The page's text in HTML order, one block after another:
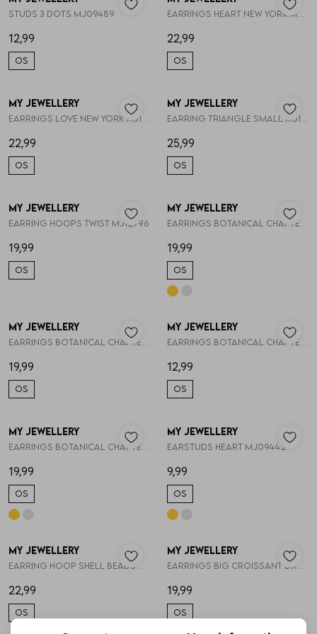
Vesten
Jassen
Lingerie
Studs 3 dots MJ09489
12,99
OS
22,99
OS
1 /2
My Jewellery
22,99
OS
1 /2
My Jewellery
25,99
OS
1 /2
My Jewellery
Earring hoops twist MJ12796
19,99
OS
1 /1
My Jewellery
19,99
OS
1 /1
My Jewellery
19,99
OS
1 /1
My Jewellery
12,99
OS
1 /1
My Jewellery
19,99
OS
1 /2
My Jewellery
Earstuds heart MJ09442
9,99
OS
1 /2
My Jewellery
22,99
OS
1 /2
My Jewellery
19,99
OS